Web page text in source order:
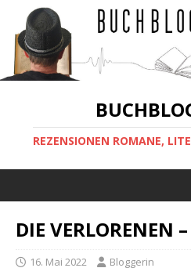
REZENSIONEN ROMANE,
DIE
16. Mai 2022 Bloggerin